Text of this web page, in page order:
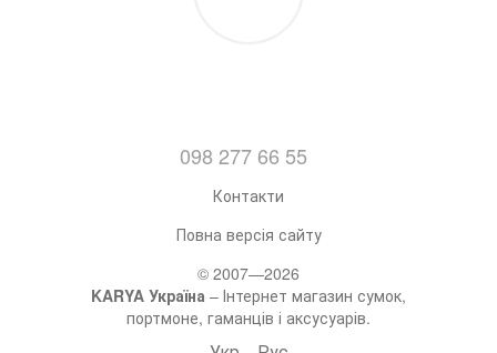
098 277 66 55
Контакти
Повна версія сайту
© 2007—2026
KARYA Україна – Інтернет магазин сумок,
портмоне, гаманців і аксусуарів.